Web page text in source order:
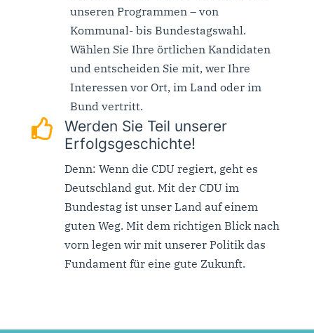
unseren Programmen – von
Kommunal- bis Bundestagswahl.
Wählen Sie Ihre örtlichen Kandidaten
und entscheiden Sie mit, wer Ihre
Interessen vor Ort, im Land oder im
Bund vertritt.

Werden Sie Teil unserer
Erfolgsgeschichte!
Denn: Wenn die CDU regiert, geht es
Deutschland gut. Mit der CDU im
Bundestag ist unser Land auf einem
guten Weg. Mit dem richtigen Blick nach
vorn legen wir mit unserer Politik das
Fundament für eine gute Zukunft.